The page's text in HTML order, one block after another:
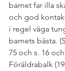
barnet far illa
och god
i regel väga
barnets bästa.
75 och s. 16
Föräldrabalk